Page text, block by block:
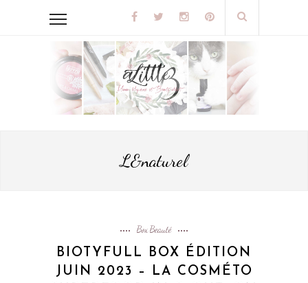
L&naturel
Box Beauté
BIOTYFULL BOX ÉDITION
JUIN 2023 – LA COSMÉTO